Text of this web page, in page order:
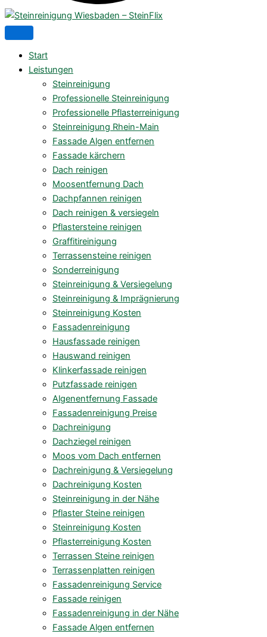
Start
Leistungen
Steinreinigung
Professionelle Steinreinigung
Professionelle Pflasterreinigung
Steinreinigung Rhein-Main
Fassade Algen entfernen
Fassade kärchern
Dach reinigen
Moosentfernung Dach
Dachpfannen reinigen
Dach reinigen & versiegeln
Pflastersteine reinigen
Graffitireinigung
Terrassensteine reinigen
Sonderreinigung
Steinreinigung & Versiegelung
Steinreinigung & Imprägnierung
Steinreinigung Kosten
Fassadenreinigung
Hausfassade reinigen
Hauswand reinigen
Klinkerfassade reinigen
Putzfassade reinigen
Algenentfernung Fassade
Fassadenreinigung Preise
Dachreinigung
Dachziegel reinigen
Moos vom Dach entfernen
Dachreinigung & Versiegelung
Dachreinigung Kosten
Steinreinigung in der Nähe
Pflaster Steine reinigen
Steinreinigung Kosten
Pflasterreinigung Kosten
Terrassen Steine reinigen
Terrassenplatten reinigen
Fassadenreinigung Service
Fassade reinigen
Fassadenreinigung in der Nähe
Fassade Algen entfernen